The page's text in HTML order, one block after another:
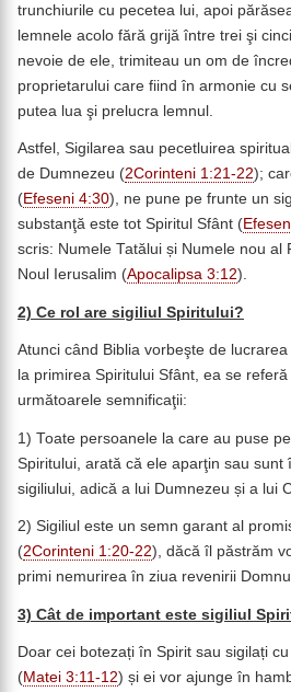
trunchiurile cu pecetea lui, apoi
lemnele acolo fără grijă între trei şi
nevoie de ele, trimiteau un om de
proprietarului care fiind în armonie cu
putea lua şi prelucra lemnul.
Astfel, Sigilarea sau pecetluirea
de Dumnezeu (2Corinteni 1:21-22);
(Efeseni 4:30), ne pune pe frunte un
substanţă este tot Spiritul Sfânt (
scris: Numele Tatălui și Numele nou al
Noul Ierusalim (Apocalipsa 3:12).
2) Ce rol are sigiliul Spiritului?
Atunci când Biblia vorbeşte de
la primirea Spiritului Sfânt, ea se
următoarele semnificaţii:
1) Toate persoanele la care au puse
Spiritului, arată că ele aparţin sau sunt
sigiliului, adică a lui Dumnezeu și a lui
2) Sigiliul este un semn garant al
(2Corinteni 1:20-22), dăcă îl păstrăm
primi nemurirea în ziua revenirii
3) Cât de important este sigiliul
Doar cei botezați în Spirit sau sigilați
(Matei 3:11-12) și ei vor ajunge în